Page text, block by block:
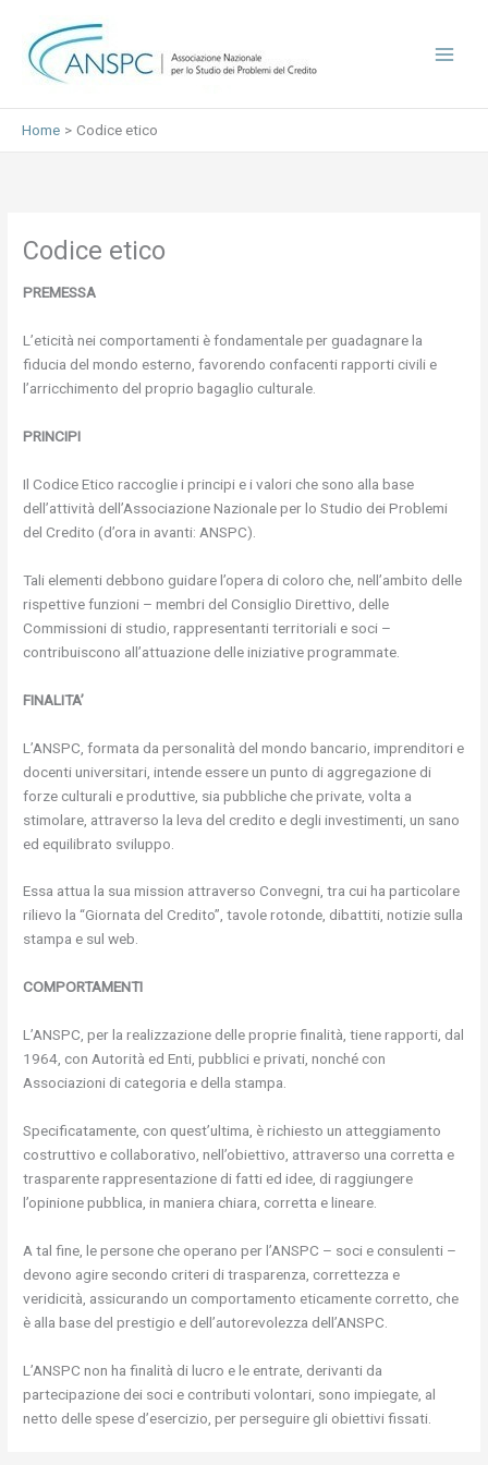
contenuto
Home Codice etico
Codice etico
PREMESSA
L’eticità nei comportamenti è fondamentale per guadagnare la
fiducia del mondo esterno, favorendo confacenti rapporti civili e
l’arricchimento del proprio bagaglio culturale.
PRINCIPI
Il Codice Etico raccoglie i principi e i valori che sono alla base
dell’attività dell’Associazione Nazionale per lo Studio dei Problemi
del Credito (d’ora in avanti: ANSPC).
Tali elementi debbono guidare l’opera di coloro che, nell’ambito delle
rispettive funzioni – membri del Consiglio Direttivo, delle
Commissioni di studio, rappresentanti territoriali e soci –
contribuiscono all’attuazione delle iniziative programmate.
FINALITA’
L’ANSPC, formata da personalità del mondo bancario, imprenditori e
docenti universitari, intende essere un punto di aggregazione di
forze culturali e produttive, sia pubbliche che private, volta a
stimolare, attraverso la leva del credito e degli investimenti, un sano
ed equilibrato sviluppo.
Essa attua la sua mission attraverso Convegni, tra cui ha particolare
rilievo la “Giornata del Credito”, tavole rotonde, dibattiti, notizie sulla
stampa e sul web.
COMPORTAMENTI
L’ANSPC, per la realizzazione delle proprie finalità, tiene rapporti, dal
1964, con Autorità ed Enti, pubblici e privati, nonché con
Associazioni di categoria e della stampa.
Specificatamente, con quest’ultima, è richiesto un atteggiamento
costruttivo e collaborativo, nell’obiettivo, attraverso una corretta e
trasparente rappresentazione di fatti ed idee, di raggiungere
l’opinione pubblica, in maniera chiara, corretta e lineare.
A tal fine, le persone che operano per l’ANSPC – soci e consulenti –
devono agire secondo criteri di trasparenza, correttezza e
veridicità, assicurando un comportamento eticamente corretto, che
è alla base del prestigio e dell’autorevolezza dell’ANSPC.
L’ANSPC non ha finalità di lucro e le entrate, derivanti da
partecipazione dei soci e contributi volontari, sono impiegate, al
netto delle spese d’esercizio, per perseguire gli obiettivi fissati.